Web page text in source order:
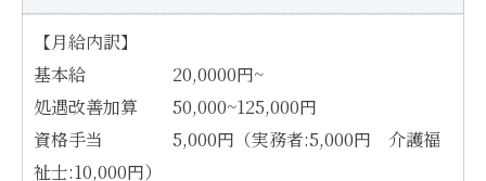
【月給内訳】
基本給 20,0000円~
処遇改善加算 50,000~125,000円
資格手当 5,000円（実務者:5,000円 介護福
祉士:10,000円）